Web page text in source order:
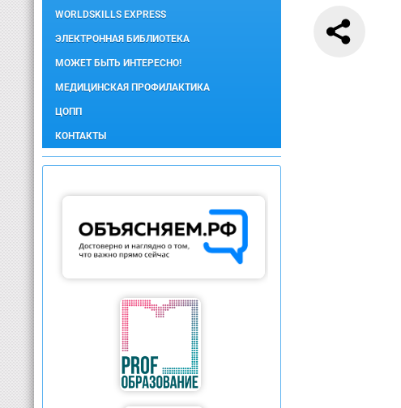
WORLDSKILLS EXPRESS
ЭЛЕКТРОННАЯ БИБЛИОТЕКА
МОЖЕТ БЫТЬ ИНТЕРЕСНО!
МЕДИЦИНСКАЯ ПРОФИЛАКТИКА
ЦОПП
КОНТАКТЫ